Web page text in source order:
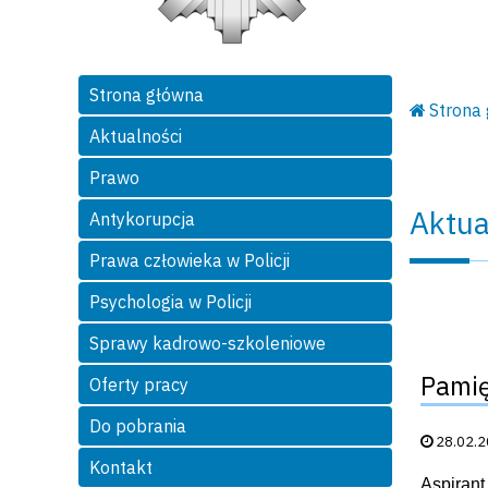
Strona główna
Aktualności
Prawo
Antykorupcja
Prawa człowieka w Policji
Psychologia w Policji
Sprawy kadrowo-szkoleniowe
Oferty pracy
Do pobrania
Kontakt
Strona
Data
Aspirant